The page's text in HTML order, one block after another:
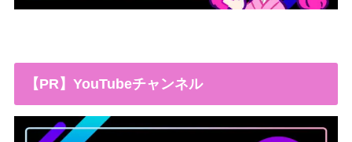
【PR】YouTubeチャンネル